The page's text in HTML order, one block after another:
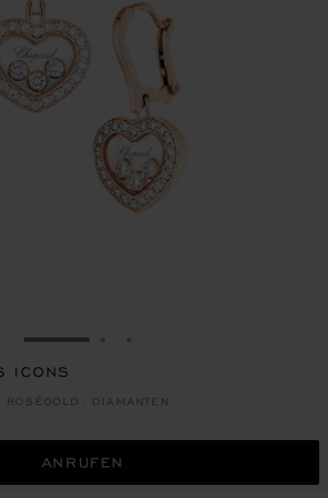
ZUR FOLIE GEHEN 1
ICONS
ROSÉGOLD, DIAMANTEN
ANRUFEN